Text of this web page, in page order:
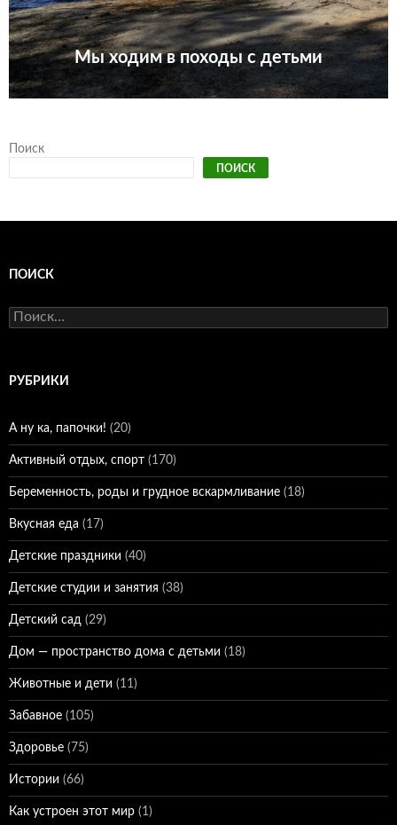
Мы ходим в походы с детьми
Поиск
ПОИСК
ПОИСК
Найти:
РУБРИКИ
А ну ка, папочки! (20)
Активный отдых, спорт (170)
Беременность, роды и грудное вскармливание (18)
Вкусная еда (17)
Детские праздники (40)
Детские студии и занятия (38)
Детский сад (29)
Дом — пространство дома с детьми (18)
Животные и дети (11)
Забавное (105)
Здоровье (75)
Истории (66)
Как устроен этот мир (1)